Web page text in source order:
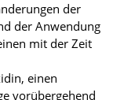
der
der Anwendung
mit der Zeit
einen
vorübergehend